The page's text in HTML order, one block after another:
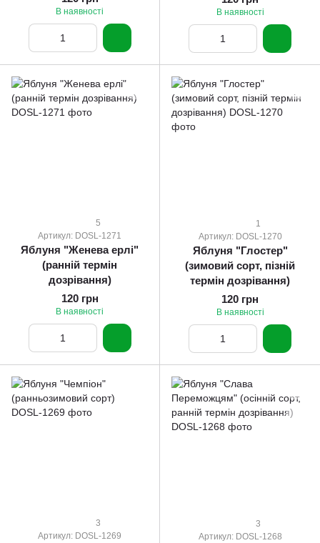
В наявності В наявності
5
Артикул: DOSL-1271
Яблуня "Женева ерлі"
(ранній термін
дозрівання)
120 грн
В наявності
1
Артикул: DOSL-1270
Яблуня "Глостер"
(зимовий сорт, пізній
термін дозрівання)
120 грн
В наявності
3
Артикул: DOSL-1269
3
Артикул: DOSL-1268